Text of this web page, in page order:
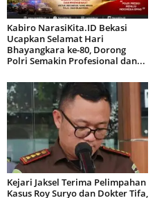
Kabiro NarasiKita.ID Bekasi
Ucapkan Selamat Hari
Bhayangkara ke-80, Dorong
Polri Semakin Profesional dan...
Kejari Jaksel Terima Pelimpahan
Kasus Roy Suryo dan Dokter Tifa,